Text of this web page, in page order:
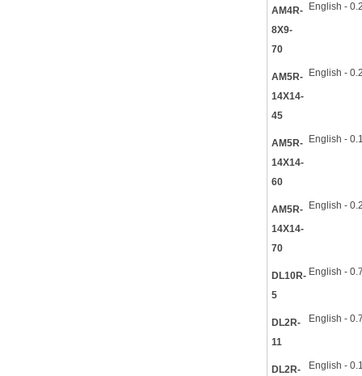
AM4R-
8X9-
70
English -
AM5R-
14X14-
45
English -
AM5R-
14X14-
60
English -
AM5R-
14X14-
70
English -
DL10R-
5
English -
DL2R-
11
English -
DL2R-
English -